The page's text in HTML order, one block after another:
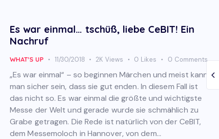
Es war einmal… tschüß, liebe CeBIT! Ein
Nachruf
WHAT'S UP 11/30/2018 2K Views 0 Likes 0 Comments
„Es war einmal“ – so beginnen Märchen und meist kann
man sicher sein, dass sie gut enden. In diesem Fall ist
das nicht so. Es war einmal die größte und wichtigste
Messe der Welt und gerade wurde sie schmählich zu
Grabe getragen. Die Rede ist natürlich von der CeBIT,
dem Messemoloch in Hannover, von dem…